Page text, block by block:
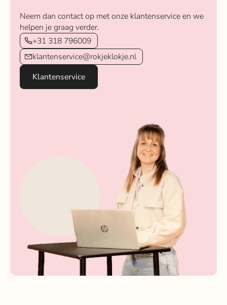
Neem dan contact op met onze klantenservice en we
helpen je graag verder.
+31 318 796009
klantenservice@rokjeklokje.nl
Klantenservice